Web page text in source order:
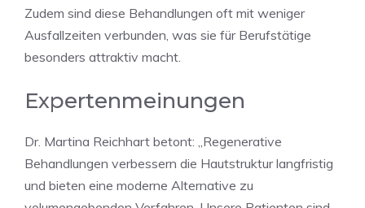
Zudem sind diese Behandlungen oft mit weniger
Ausfallzeiten verbunden, was sie für Berufstätige
besonders attraktiv macht.
Expertenmeinungen
Dr. Martina Reichhart betont: „Regenerative
Behandlungen verbessern die Hautstruktur langfristig
und bieten eine moderne Alternative zu